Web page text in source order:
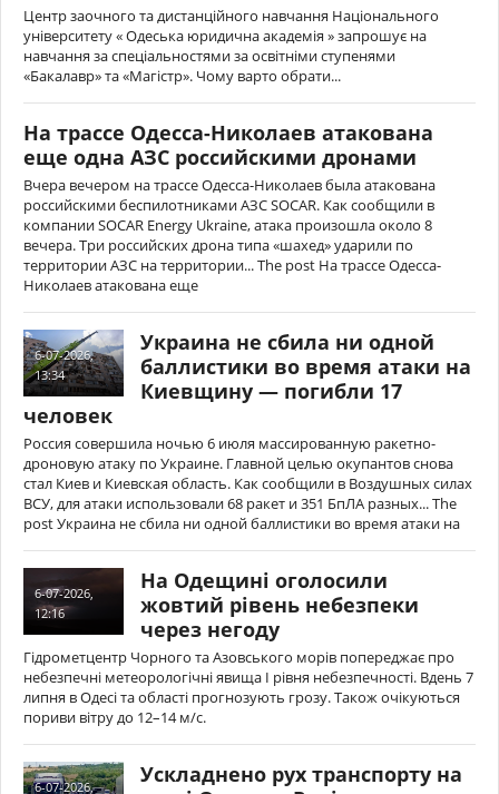
Центр заочного та дистанційного навчання Національного
університету « Одеська юридична академія » запрошує на
навчання за спеціальностями за освітніми ступенями
«Бакалавр» та «Магістр». Чому варто обрати...
На трассе Одесса-Николаев атакована
еще одна АЗС российскими дронами
Вчера вечером на трассе Одесса-Николаев была атакована
российскими беспилотниками АЗС SOCAR. Как сообщили в
компании SOCAR Energy Ukraine, атака произошла около 8
вечера. Три российских дрона типа «шахед» ударили по
территории АЗС на территории... The post На трассе Одесса-
Николаев атакована еще
6-07-2026,
13:34
Украина не сбила ни одной
баллистики во время атаки на
Киевщину — погибли 17
человек
Россия совершила ночью 6 июля массированную ракетно-
дроновую атаку по Украине. Главной целью окупантов снова
стал Киев и Киевская область. Как сообщили в Воздушных силах
ВСУ, для атаки использовали 68 ракет и 351 БпЛА разных... The
post Украина не сбила ни одной баллистики во время атаки на
6-07-2026,
12:16
На Одещині оголосили
жовтий рівень небезпеки
через негоду
Гідрометцентр Чорного та Азовського морів попереджає про
небезпечні метеорологічні явища І рівня небезпечності. Вдень 7
липня в Одесі та області прогнозують грозу. Також очікуються
пориви вітру до 12–14 м/с.
6-07-2026,
Ускладнено рух транспорту на